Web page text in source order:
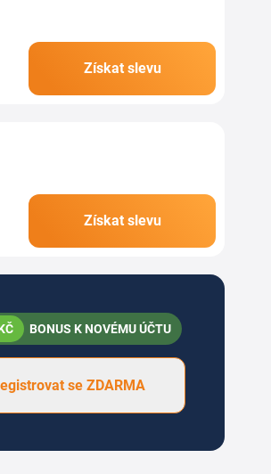
Získat slevu
Získat slevu
BONUS K NOVÉMU ÚČTU
se ZDARMA